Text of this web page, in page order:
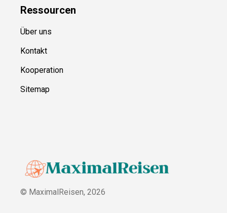
Ressourcen
Über uns
Kontakt
Kooperation
Sitemap
© MaximalReisen, 2026